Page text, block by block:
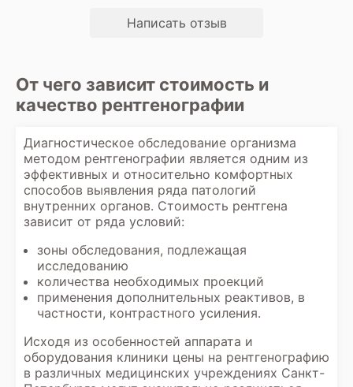
Написать отзыв
От чего зависит стоимость и
качество рентгенографии
Диагностическое обследование организма
методом рентгенографии является одним из
эффективных и относительно комфортных
способов выявления ряда патологий
внутренних органов. Стоимость рентгена
зависит от ряда условий:
зоны обследования, подлежащая
исследованию
количества необходимых проекций
применения дополнительных реактивов, в
частности, контрастного усиления.
Исходя из особенностей аппарата и
оборудования клиники цены на рентгенографию
в различных медицинских учреждениях Санкт-